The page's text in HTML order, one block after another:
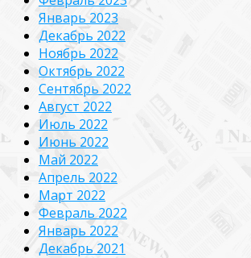
Январь 2023
Декабрь 2022
Ноябрь 2022
Октябрь 2022
Сентябрь 2022
Август 2022
Июль 2022
Июнь 2022
Май 2022
Апрель 2022
Март 2022
Февраль 2022
Январь 2022
Декабрь 2021